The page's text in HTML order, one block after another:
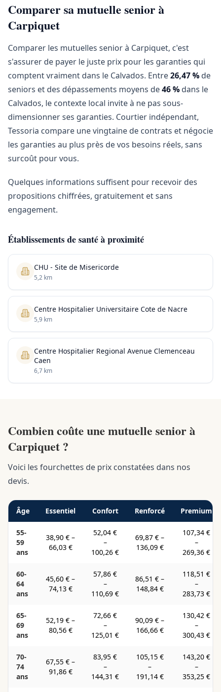
Comparer sa mutuelle senior à
Carpiquet
Comparer les mutuelles senior à Carpiquet, c'est
s'assurer de payer le juste prix pour les garanties qui
comptent vraiment dans le Calvados. Entre26,47 % de
seniors et des dépassements moyens de46 % dans le
Calvados, le contexte local invite à ne pas sous-
dimensionner ses garanties. Courtier indépendant,
Tessoria compare une vingtaine de contrats et négocie
les garanties au plus près de vos besoins réels, sans
surcoût pour vous.
Quelques informations suffisent pour recevoir des
propositions chiffrées, gratuitement et sans
engagement.
Établissements de santé à proximité
CHU - Site de Misericorde
5,2 km
Centre Hospitalier Universitaire Cote de Nacre
5,9 km
Centre Hospitalier Regional Avenue Clemenceau
Caen
6,7 km
Combien coûte une mutuelle senior à
Carpiquet ?
Voici les fourchettes de prix constatées dans nos
devis.
Âge Essentiel Confort Renforcé Premium
55-
59
ans
38,90 € –
66,03 €
52,04 €
–
100,26 €
69,87 € –
136,09 €
107,34 €
–
269,36 €
60-
64
ans
45,60 € –
74,13 €
57,86 €
–
110,69 €
86,51 € –
148,84 €
118,51 €
–
283,73 €
65-
69
ans
52,19 € –
80,56 €
72,66 €
–
125,01 €
90,09 € –
166,66 €
130,42 €
–
300,43 €
70-
74
ans
67,55 € –
91,86 €
83,95 €
–
144,31 €
105,15 €
–
191,14 €
143,20 €
–
353,25 €